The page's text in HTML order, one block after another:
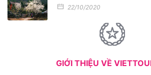
22/10/2020
GIỚI THIỆU VỀ